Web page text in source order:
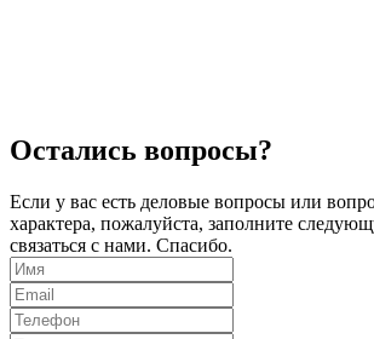
Остались вопросы?
Если у вас есть деловые вопросы или
характера, пожалуйста, заполните
связаться с нами. Спасибо.